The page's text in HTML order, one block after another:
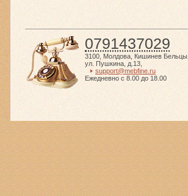
0791437029
3100 Молдова Кишинев Бельцы
ул. Пушкина, д.13
support@mebfine.ru
Ежедневно с 8.00 до 18.00